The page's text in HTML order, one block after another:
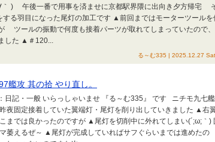
｀ ) 午後一番で用事を済ませに京都駅界隈に出向き夕方帰宅
る羽目になった尾灯の加工です ▲前回まではモーターツールを
ツールの振動で何度も接着パーツが取れてしまっていたの
した ▲＃120...
る～む335 | 2025.12.27
艦攻 其の拾 やり直し。
日記・一般 いらっしゃいませ 『る～む335』 です ニチモ九七
夜固定接着していた翼端灯・尾灯を削り出していきました ▲右
では良かったのですが ▲尾灯を切削中に外れてしまい(´;ω;｀)
えるぜ～ ▲尾灯が完成していればサフぐらいまでは進めたの